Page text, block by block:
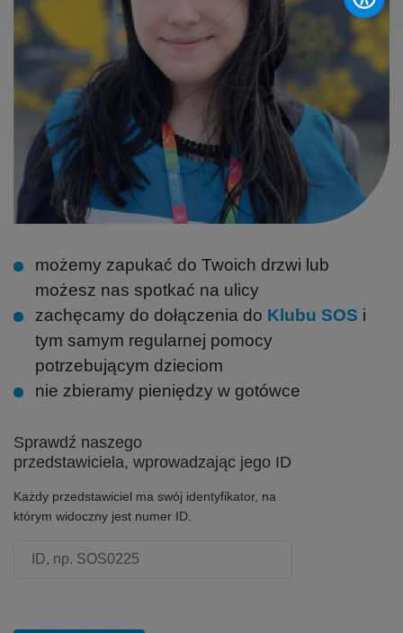
możemy zapukać do Twoich drzwi lub
możesz nas spotkać na ulicy
zachęcamy do dołączenia do Klubu SOS i
tym samym regularnej pomocy
potrzebującym dzieciom
nie zbieramy pieniędzy w gotówce
Sprawdź naszego
przedstawiciela, wprowadzając jego ID
Każdy przedstawiciel ma swój identyfikator, na
którym widoczny jest numer ID.